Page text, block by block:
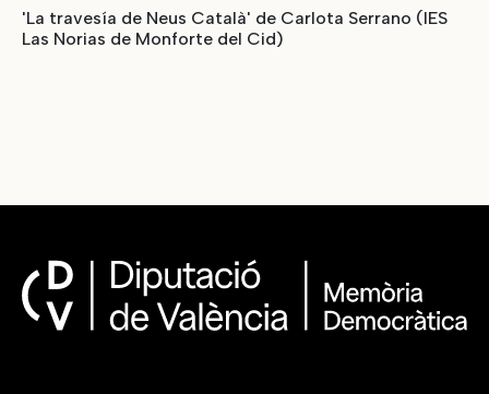
'La travesía de Neus Català' de Carlota Serrano (IES
Las Norias de Monforte del Cid)